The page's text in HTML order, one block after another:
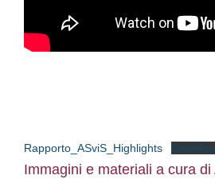
Rapporto_ASviS_Highlights
Immagini e materiali a cura di